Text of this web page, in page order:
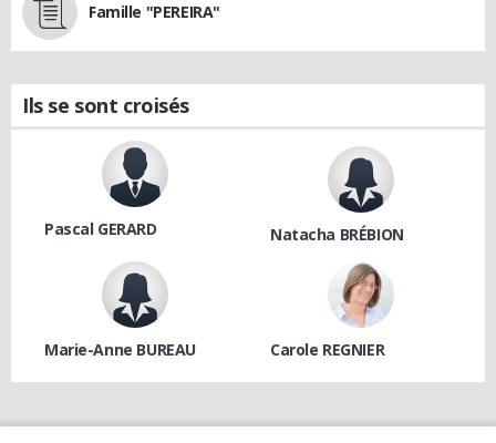
Famille "PEREIRA"
Ils se sont croisés
Pascal GERARD Natacha BRÉBION
Marie-Anne BUREAU Carole REGNIER